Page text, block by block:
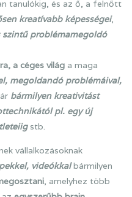
tanulókig, és az ő, a felnőtt
kreatívabb képességei,
szintű problémamegoldó
a céges világ a maga
megoldandó problémáival,
bármilyen kreativitást
pl. egy új
stb.
vállalkozásoknak
videókkalbármilyen
, amelyhez több